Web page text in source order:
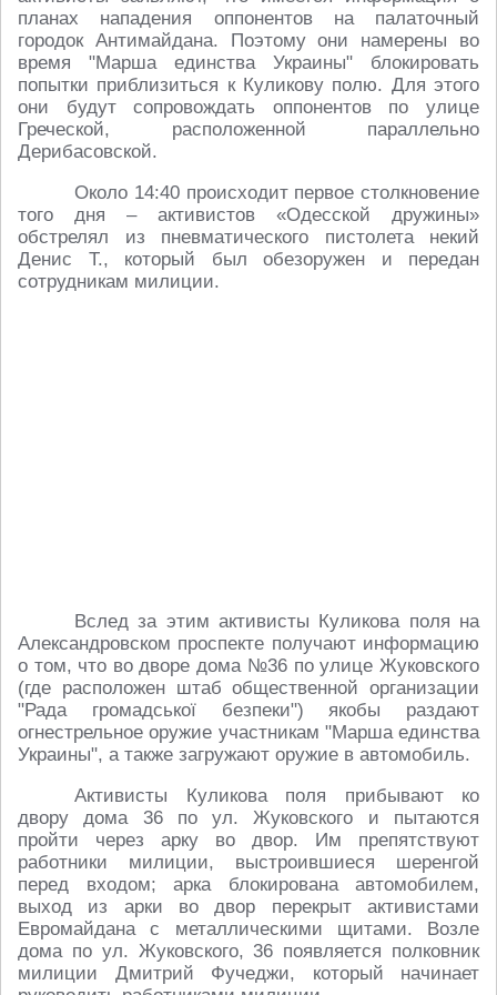
планах нападения оппонентов на палаточный
городок Антимайдана. Поэтому они намерены во
время "Марша единства Украины" блокировать
попытки приблизиться к Куликову полю. Для этого
они будут сопровождать оппонентов по улице
Греческой, расположенной параллельно
Дерибасовской.
Около 14:40 происходит первое столкновение
того дня – активистов «Одесской дружины»
обстрелял из пневматического пистолета некий
Денис Т., который был обезоружен и передан
сотрудникам милиции.
Вслед за этим активисты Куликова поля на
Александровском проспекте получают информацию
о том, что во дворе дома №36 по улице Жуковского
(где расположен штаб общественной организации
"Рада громадської безпеки") якобы раздают
огнестрельное оружие участникам "Марша единства
Украины", а также загружают оружие в автомобиль.
Активисты Куликова поля прибывают ко
двору дома 36 по ул. Жуковского и пытаются
пройти через арку во двор. Им препятствуют
работники милиции, выстроившиеся шеренгой
перед входом; арка блокирована автомобилем,
выход из арки во двор перекрыт активистами
Евромайдана с металлическими щитами. Возле
дома по ул. Жуковского, 36 появляется полковник
милиции Дмитрий Фучеджи, который начинает